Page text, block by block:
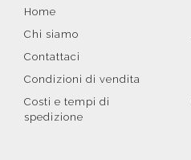
Home
Chi siamo
Contattaci
Condizioni di vendita
Costi e tempi di
spedizione